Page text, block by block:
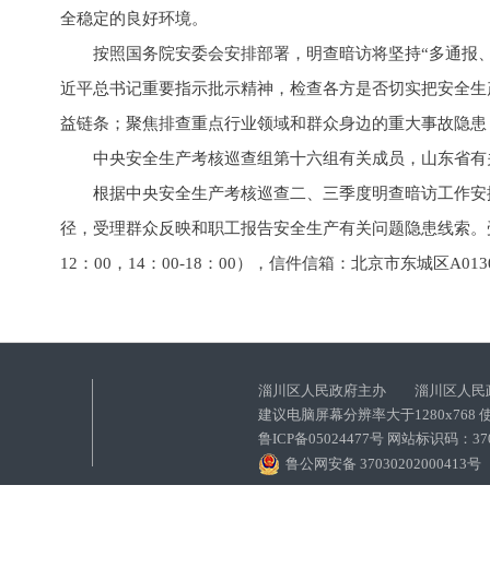
全稳定的良好环境。
按照国务院安委会安排部署，明查暗访将坚持“多通报
近平总书记重要指示批示精神，检查各方是否切实把安全
益链条；聚焦排查重点行业领域和群众身边的重大事故隐
中央安全生产考核巡查组第十六组有关成员，山东省
根据中央安全生产考核巡查二、三季度明查暗访工作
径，受理群众反映和职工报告安全生产有关问题隐患线索
12：00，14：00-18：00），信件信箱：北京市东城区
淄川区人民政府主办 淄川区人民
建议电脑屏幕分辨率大于1280x768
鲁ICP备05024477号 网站标识码：
鲁公网安备 37030202000413号